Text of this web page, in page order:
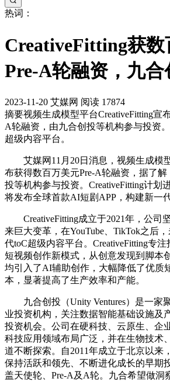
热词：
CreativeFitting获数
Pre-A轮融资，九合
2023-11-20 艾媒网 阅读 17874
摘要视频生成模型平台CreativeFitting宣
A轮融资，由九合创投等机构参与投资
超级内容平台。
艾媒网11月20日消息，视频生成模型
布获得数百万美元Pre-A轮融资，据了解
投等机构参与投资。CreativeFitting计划
将发布全球首款AI短剧APP，构建新一
CreativeFitting成立于2021年，公司
来巨大变革，在YouTube、TikTok之后
代toC超级内容平台。CreativeFitting专
短视频创作新模式，从创意发现到脚本
均引入了AI辅助创作，大幅降低了优质
本，显著提高了生产效率和产能。
九合创投（Unity Ventures）是一家
业投资机构，关注数据智能基础设施及
投资机会。公司在硬科技、云原生、企
科技应用领域布局广泛，并在生物技术
道不断探索。自2011年成立于北京以来
保持活跃和领先、不断进化成长的早期
盖天使轮、Pre-A及A轮。九合希望做洞